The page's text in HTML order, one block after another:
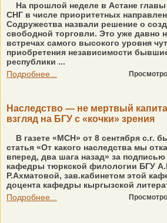
На прошлой неделе в Астане главы
СНГ в числе приоритетных
Содружества назвали решение о
свободной торговли. Это уже давно
встречах самого высокого уровня
приобретения независимости
республики ...
Подробнее...
Наследство — не мертвый
взгляд на БГУ с «кочки» зрения
В газете «МСН» от 8 сентября с.г.
статья «От какого наследства мы
вперед, два шага назад» за
кафедры тюркской филологии БГУ
Р.Ахматовой, зав.кабинетом этой
доцента кафедры кыргызской
Подробнее...